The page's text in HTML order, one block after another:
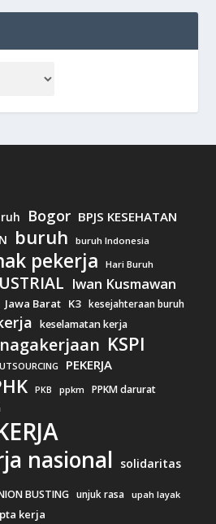
Bogor BPJS KESEHATAN
buruh buruh Indonesia
pekerja Hari Buruh
Iwan Kusmawan
Jawa Barat K3 kesejahteraan buruh
keselamatan kerja
KSPI
PEKERJA
PKB ppkm PPKM darurat
nasional solidaritas
BUSTING unjuk rasa upah layak
kerja